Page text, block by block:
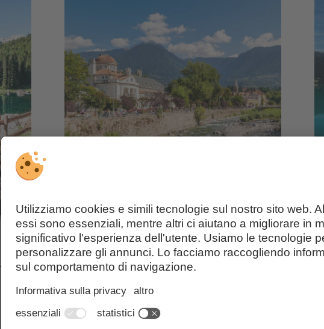
Vacanze a Merano e
dintorni
Palme e vette di tremila metri, passeggiate
in città ed escursioni in alta montagna e